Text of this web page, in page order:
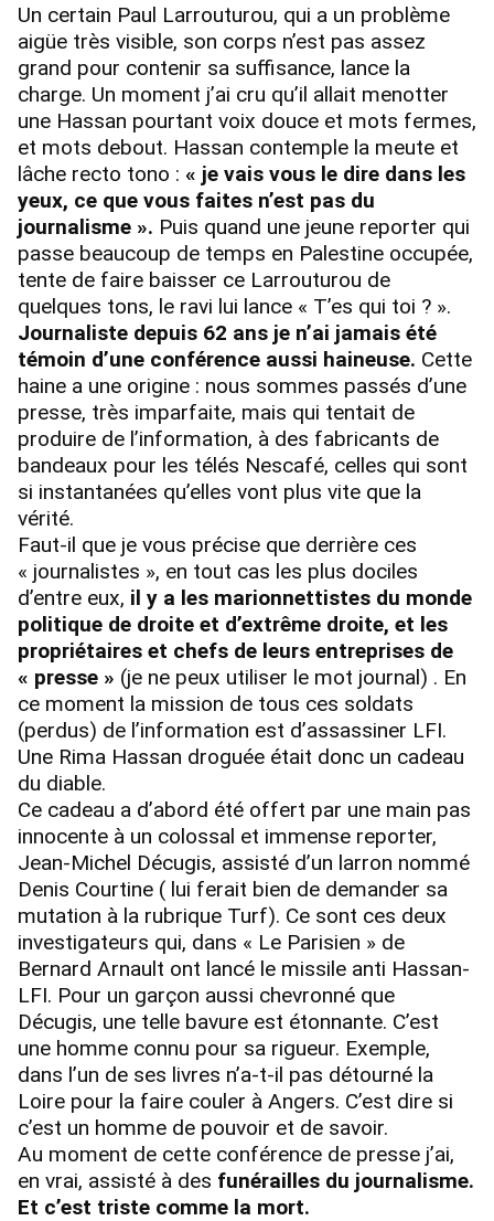
Un certain Paul Larrouturou, qui a un problème
aigüe très visible, son corps n’est pas assez
grand pour contenir sa suffisance, lance la
charge. Un moment j’ai cru qu’il allait menotter
une Hassan pourtant voix douce et mots fermes,
et mots debout. Hassan contemple la meute et
lâche recto tono : « je vais vous le dire dans les
yeux, ce que vous faites n’est pas du
journalisme ». Puis quand une jeune reporter qui
passe beaucoup de temps en Palestine occupée,
tente de faire baisser ce Larrouturou de
quelques tons, le ravi lui lance « T’es qui toi ? ».
Journaliste depuis 62 ans je n’ai jamais été
témoin d’une conférence aussi haineuse. Cette
haine a une origine : nous sommes passés d’une
presse, très imparfaite, mais qui tentait de
produire de l’information, à des fabricants de
bandeaux pour les télés Nescafé, celles qui sont
si instantanées qu’elles vont plus vite que la
vérité.
Faut-il que je vous précise que derrière ces
« journalistes », en tout cas les plus dociles
d’entre eux, il y a les marionnettistes du monde
politique de droite et d’extrême droite, et les
propriétaires et chefs de leurs entreprises de
« presse » (je ne peux utiliser le mot journal) . En
ce moment la mission de tous ces soldats
(perdus) de l’information est d’assassiner LFI.
Une Rima Hassan droguée était donc un cadeau
du diable.
Ce cadeau a d’abord été offert par une main pas
innocente à un colossal et immense reporter,
Jean-Michel Décugis, assisté d’un larron nommé
Denis Courtine ( lui ferait bien de demander sa
mutation à la rubrique Turf). Ce sont ces deux
investigateurs qui, dans « Le Parisien » de
Bernard Arnault ont lancé le missile anti Hassan-
LFI. Pour un garçon aussi chevronné que
Décugis, une telle bavure est étonnante. C’est
une homme connu pour sa rigueur. Exemple,
dans l’un de ses livres n’a-t-il pas détourné la
Loire pour la faire couler à Angers. C’est dire si
c’est un homme de pouvoir et de savoir.
Au moment de cette conférence de presse j’ai,
en vrai, assisté à des funérailles du journalisme.
Et c’est triste comme la mort.